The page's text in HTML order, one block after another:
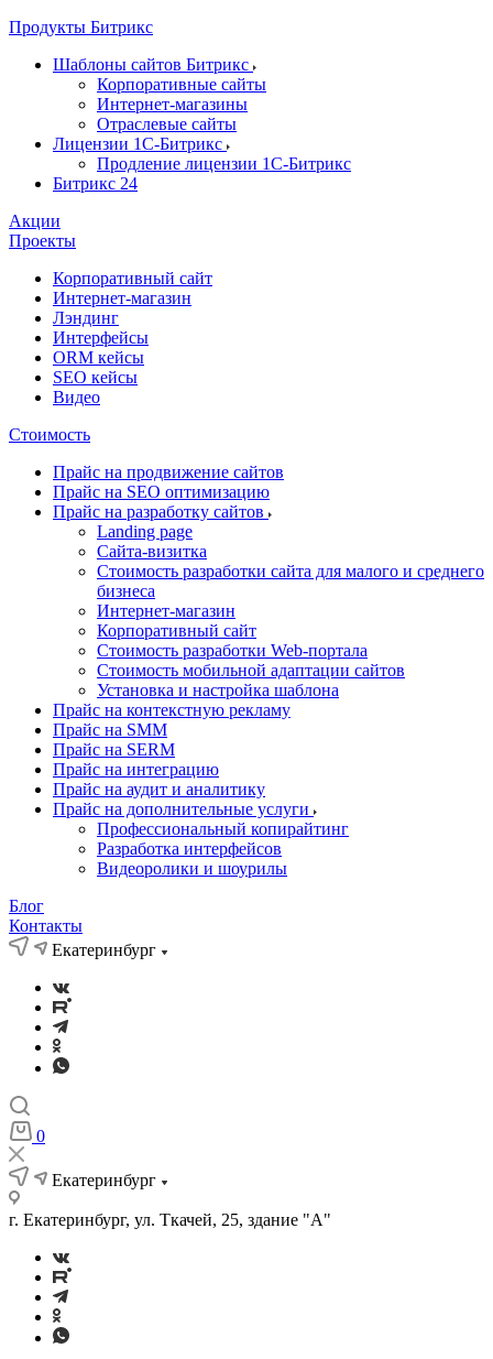
Продукты Битрикс
Шаблоны сайтов Битрикс
Корпоративные сайты
Интернет-магазины
Отраслевые сайты
Лицензии 1С-Битрикс
Продление лицензии 1С-Битрикс
Битрикс 24
Акции
Проекты
Корпоративный сайт
Интернет-магазин
Лэндинг
Интерфейсы
ORM кейсы
SEO кейсы
Видео
Стоимость
Прайс на продвижение сайтов
Прайс на SEO оптимизацию
Прайс на разработку сайтов
Landing page
Cайта-визитка
Стоимость разработки сайта для малого и среднего
бизнеса
Интернет-магазин
Корпоративный сайт
Стоимость разработки Web-портала
Стоимость мобильной адаптации сайтов
Установка и настройка шаблона
Прайс на контекстную рекламу
Прайс на SMM
Прайс на SERM
Прайс на интеграцию
Прайс на аудит и аналитику
Прайс на дополнительные услуги
Профессиональный копирайтинг
Разработка интерфейсов
Видеоролики и шоурилы
Блог
Контакты
Екатеринбург
0
Екатеринбург
г. Екатеринбург, ул. Ткачей, 25, здание "А"